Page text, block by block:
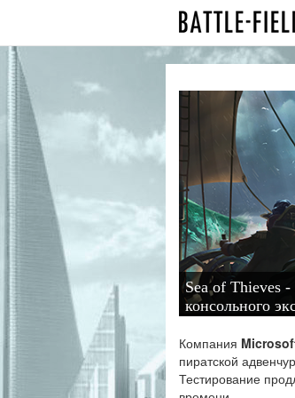
Sea of Thieves -
консольного
Компания
пиратской
Тестирование